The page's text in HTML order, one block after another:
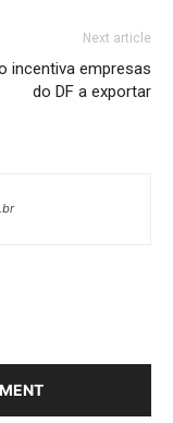
Next article
incentiva empresas
do DF a exportar